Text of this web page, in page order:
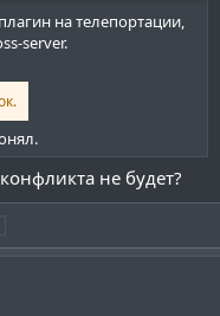
ы
й
г
л
о
с
на телепортации,
server.
не будет?
е